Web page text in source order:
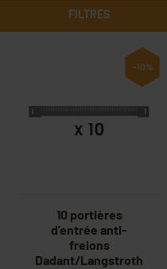
FILTRES
-10%
10 portières
d'entrée anti-
frelons
Dadant/Langstroth